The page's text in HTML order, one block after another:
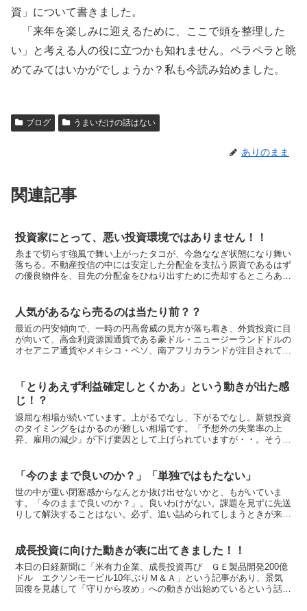
資」について書きました。
「来年を楽しみに迎えるために、ここで頭を整理した
い」と考える人の役に立つかも知れません。ペラペラと眺
めてみてはいかがでしょうか？私も今読み始めました。
ブログ うまいだけの話はない
ありのまま
関連記事
投資家にとって、悪い投資環境ではありません！！
糸まで切らす強風で舞い上がったタコが、今急ななぎ状態になり舞い
落ちる。不動産投信の中には安定した分配金を支払う原資であるはず
の優良物件を、目先の分配金をひねり出すために売却するところあ
人気があるなら売るのは当たり前？？
最近の円安傾向で、一時の円高脅威の見方が落ち着き、外貨投資に目
が向いて、高金利資源国通貨である豪ドル・ニュージーランドドルの
オセアニア通貨やメキシコ・ペソ、南アフリカランドが注目されてい
「とりあえず利益確定しとくかあ」という動きが出た感
じ！？
退屈な相場が続いています。上がるでなし、下がるでなし。新規投資
のタイミングをはかるのが難しい相場です。「予想外の失業率の上
昇、雇用の減少」が下げ要因として上げられていますが・・。そうな
「今のままで良いのか？」「単独ではもたない」
世の中が重い閉塞感からなんとか抜け出せないかと、もがいていま
す。「今のままで良いのか？」。良いわけがない。課題を見ずに先送
りして解決することはない。必ず、追い詰められてしまうときが来
成長投資に向けた動きが表に出てきました！！
本日の日経新聞に「米有力企業、成長投資再び ＧＥ製品開発200億
ドル エクソンモービル10年ぶりＭ＆Ａ」という記事があり、景気
回復を見越して「守りから攻め」への動きが出始めているという話題